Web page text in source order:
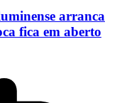
arranca
fica em aberto